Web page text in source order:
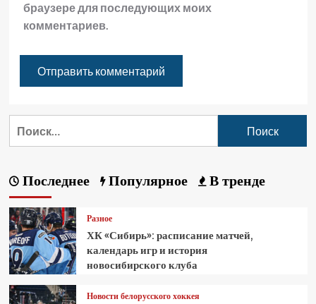
браузере для последующих моих
комментариев.
Последнее Популярное В тренде
Разное
ХК «Сибирь»: расписание матчей,
календарь игр и история
новосибирского клуба
Новости белорусского хоккея